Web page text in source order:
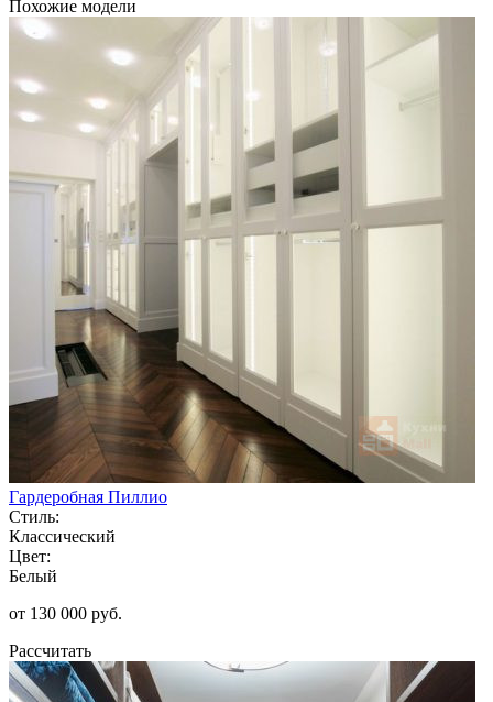
Похожие модели
Гардеробная Пиллио
Стиль:
Классический
Цвет:
Белый
от 130 000 руб.
Рассчитать